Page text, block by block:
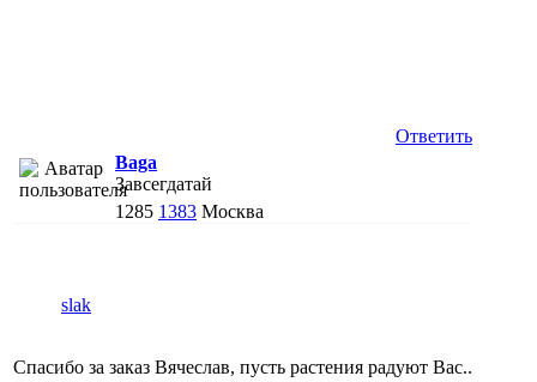
Ответить
Baga
Завсегдатай
1285 1383 Москва
slak
Спасибо за заказ Вячеслав, пусть растения радуют Вас..